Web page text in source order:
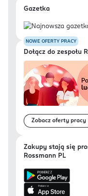
Gazetka
NOWE OFERTY PRACY
Dołącz do zespołu
Zobacz oferty pracy
Zakupy stają się
Rossmann PL